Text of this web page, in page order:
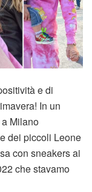
e di
In un
Milano
dei piccoli Leone
con sneakers ai
che stavamo